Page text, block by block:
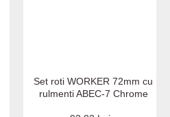
Set roti WORKER 72mm cu
rulmenti ABEC-7 Chrome